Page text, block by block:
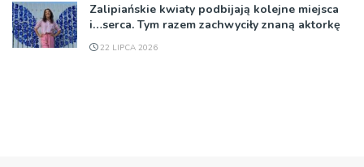
Zalipiańskie kwiaty podbijają kolejne miejsca
i…serca. Tym razem zachwyciły znaną aktorkę
22 LIPCA 2026